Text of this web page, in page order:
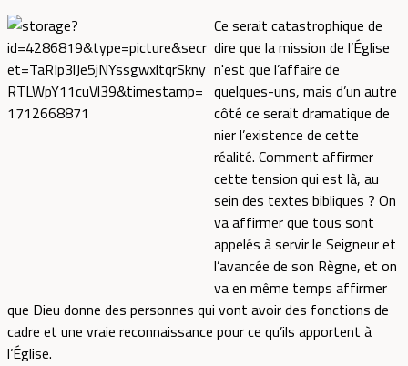
Ce serait catastrophique de
dire que la mission de l’Église
n'est que l’affaire de
quelques-uns, mais d’un autre
côté ce serait dramatique de
nier l’existence de cette
réalité. Comment affirmer
cette tension qui est là, au
sein des textes bibliques ? On
va affirmer que tous sont
appelés à servir le Seigneur et
l’avancée de son Règne, et on
va en même temps affirmer
que Dieu donne des personnes qui vont avoir des fonctions de
cadre et une vraie reconnaissance pour ce qu’ils apportent à
l’Église.